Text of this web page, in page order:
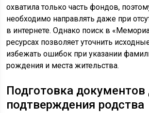
охватила только часть фондов,
необходимо направлять даже при
в интернете. Однако поиск в
ресурсах позволяет уточнить
избежать ошибок при указании
рождения и места жительства.
Подготовка документов
подтверждения родства